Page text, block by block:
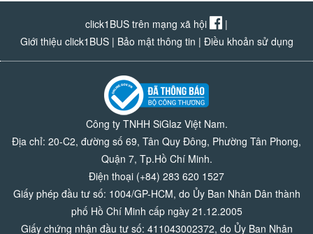
click1BUS trên mạng xã hội
|
Giới thiệu click1BUS| Bảo mật thông tin | Điều khoản sử dụng
Công ty TNHH SiGlaz Việt Nam.
Địa chỉ: 20-C2, đường số 69, Tân Quy Đông, Phường Tân Phong,
Quận 7, Tp.Hồ Chí Minh.
Điện thoại (+84) 283 620 1527
Giấy phép đầu tư số: 1004/GP-HCM, do Ủy Ban Nhân Dân thành
phố Hồ Chí Minh cấp ngày 21.12.2005
Giấy chứng nhận đầu tư số: 411043002372, do Ủy Ban Nhân